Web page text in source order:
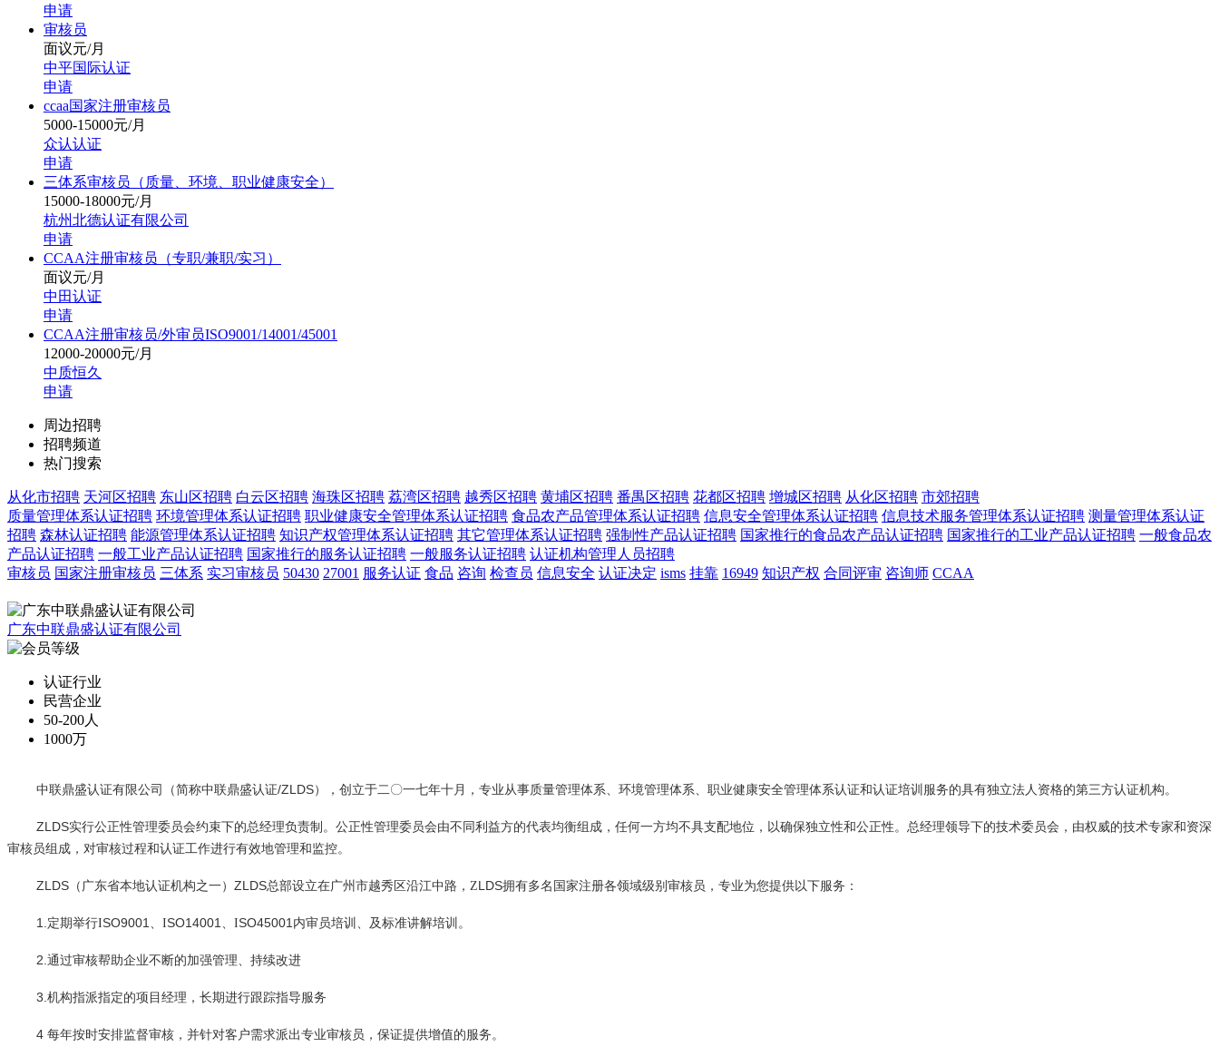
申请
审核员
面议元/月
中平国际认证
申请
ccaa国家注册审核员
5000-15000元/月
众认认证
申请
三体系审核员（质量、环境、职业健康安全）
15000-18000元/月
杭州北德认证有限公司
申请
CCAA注册审核员（专职/兼职/实习）
面议元/月
中田认证
申请
CCAA注册审核员/外审员ISO9001/14001/45001
12000-20000元/月
中质恒久
申请
周边招聘
招聘频道
热门搜索
从化市招聘 天河区招聘 东山区招聘 白云区招聘 海珠区招聘 荔湾区招聘 越秀区招聘 黄埔区招聘 番禺区招聘 花都区招聘 增城区招聘 从化区招聘 市郊招聘
质量管理体系认证招聘 环境管理体系认证招聘 职业健康安全管理体系认证招聘 食品农产品管理体系认证招聘 信息安全管理体系认证招聘 信息技术服务管理体系认证招聘 测量管理体系认证
招聘 森林认证招聘 能源管理体系认证招聘 知识产权管理体系认证招聘 其它管理体系认证招聘 强制性产品认证招聘 国家推行的食品农产品认证招聘 国家推行的工业产品认证招聘 一般食品农
产品认证招聘 一般工业产品认证招聘 国家推行的服务认证招聘 一般服务认证招聘 认证机构管理人员招聘
审核员 国家注册审核员 三体系 实习审核员 50430 27001 服务认证 食品 咨询 检查员 信息安全 认证决定 isms 挂靠 16949 知识产权 合同评审 咨询师 CCAA
广东中联鼎盛认证有限公司
认证行业
民营企业
50-200人
1000万
中联鼎盛认证有限公司（简称中联鼎盛认证/ZLDS），创立于二〇一七年十月，专业从事质量管理体系、环境管理体系、职业健康安全管理体系认证和认证培训服务的具有独立法人资格的第三方认证机构。
ZLDS实行公正性管理委员会约束下的总经理负责制。公正性管理委员会由不同利益方的代表均衡组成，任何一方均不具支配地位，以确保独立性和公正性。总经理领导下的技术委员会，由权威的技术专家和资深
审核员组成，对审核过程和认证工作进行有效地管理和监控。
ZLDS （ 广东省本地认证机构之一） ZLDS总部设立在广州 市越秀区沿江中路， ZLDS拥有多名国家注册各领域级别审核员， 专业为您提供以下服务：
1. 定期举行ISO9001 ISO14001 ISO45001 内审员培训 、及标准讲解培训。
2. 通过审核帮助企业不断的加强管理、持续改进
3. 机构指派指定的项目经理，长期进行跟踪指导服务
4 每年按时安排监督审核， 并针对客户需求派出专业审核员，保证提供增值的服务。